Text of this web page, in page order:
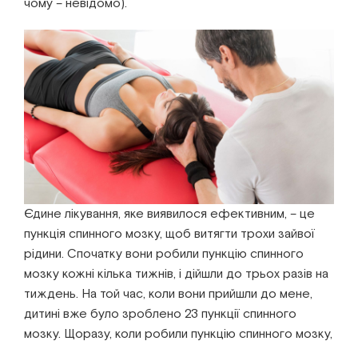
Єдине лікування, яке виявилося ефективним, – це
пункція спинного мозку, щоб витягти трохи зайвої
рідини. Спочатку вони робили пункцію спинного
мозку кожні кілька тижнів, і дійшли до трьох разів на
тиждень. На той час, коли вони прийшли до мене,
дитині вже було зроблено 23 пункції спинного
мозку. Щоразу, коли робили пункцію спинного мозку,